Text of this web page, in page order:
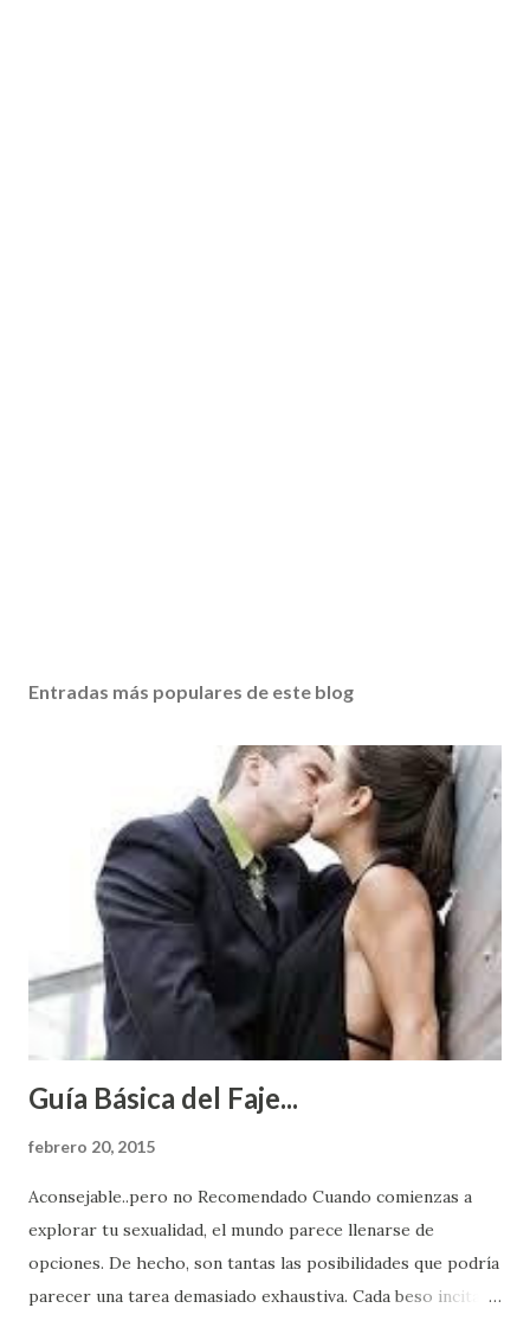
Entradas más populares de este blog
Guía Básica del Faje...
febrero 20, 2015
Aconsejable..pero no Recomendado Cuando comienzas a
explorar tu sexualidad, el mundo parece llenarse de
opciones. De hecho, son tantas las posibilidades que podría
parecer una tarea demasiado exhaustiva. Cada beso incita